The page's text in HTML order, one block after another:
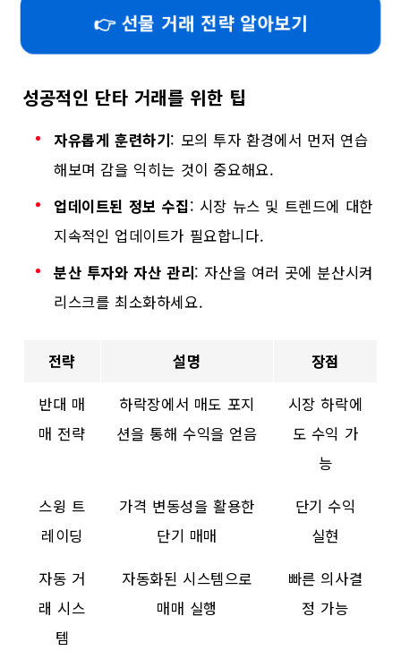
👉 선물 거래 전략 알아보기
성공적인 단타 거래를 위한 팁
자유롭게 훈련하기: 모의 투자 환경에서 먼저 연습
해보며 감을 익히는 것이 중요해요.
업데이트된 정보 수집: 시장 뉴스 및 트렌드에 대한
지속적인 업데이트가 필요합니다.
분산 투자와 자산 관리: 자산을 여러 곳에 분산시켜
리스크를 최소화하세요.
전략 설명
장점
반대 매
매 전략
하락장에서 매도 포지
션을 통해 수익을 얻음
시장 하락에
도 수익 가
능
스윙 트
레이딩
가격 변동성을 활용한
단기 매매
단기 수익
실현
자동 거
래 시스
템
자동화된 시스템으로
매매 실행
빠른 의사결
정 가능